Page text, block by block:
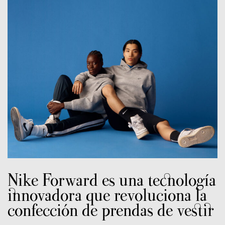
Nike Forward es una tecnología
innovadora que revoluciona la
confección de prendas de vestir